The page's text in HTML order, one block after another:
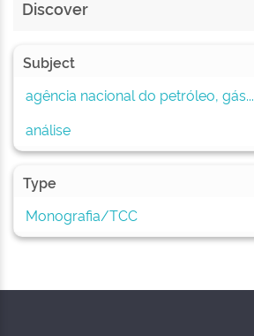
Discover
Subject
agência nacional do petróleo, gás...
análise
Type
Monografia/TCC